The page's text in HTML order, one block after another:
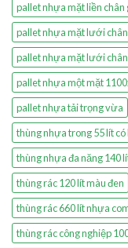
pallet nhựa mặt liền chân
pallet nhựa mặt lưới
pallet nhựa mặt lưới
pallet nhựa một mặt
pallet nhựa tải trọng vừa
thùng nhựa trong 55 lít có
thùng nhựa đa năng 140
thùng rác 120 lít màu đen
thùng rác 660 lít nhựa
thùng rác công nghiệp